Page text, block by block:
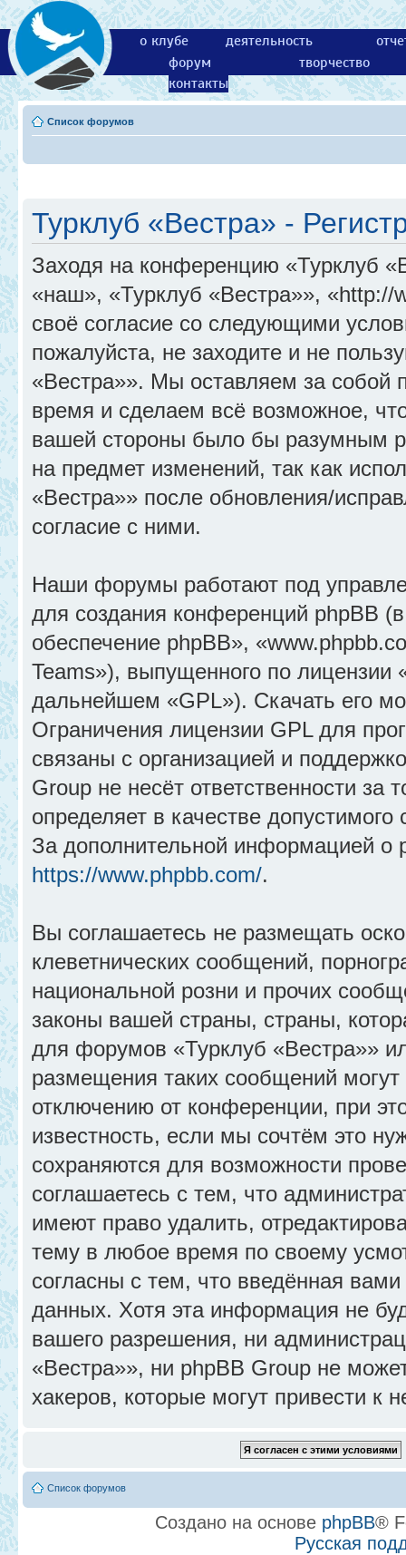
о клубе деятельность
форум
творчество
контакты
Список форумов
Турклуб «Вестра» -
Заходя на конференцию «Турклуб
«наш», «Турклуб «Вестра»»,
своё согласие со следующими
пожалуйста, не заходите и не
«Вестра»». Мы оставляем за собой
время и сделаем всё возможное,
вашей стороны было бы разумным
на предмет изменений, так как
«Вестра»» после обновления/
согласие с ними.
Наши форумы работают под
для создания конференций phpBB
обеспечение phpBB»,
Teams»), выпущенного по лицензии
дальнейшем «GPL»). Скачать его
Ограничения лицензии GPL для
связаны с организацией и
Group не несёт ответственности
определяет в качестве
За дополнительной информацией о
https://www.phpbb.com/.
Вы соглашаетесь не размещать
клеветнических сообщений,
национальной розни и прочих
законы вашей страны, страны,
для форумов «Турклуб «Вестра»»
размещения таких сообщений
отключению от конференции, при
известность, если мы сочтём это
сохраняются для возможности
соглашаетесь с тем, что
имеют право удалить,
тему в любое время по своему
согласны с тем, что введённая
данных. Хотя эта информация не
вашего разрешения, ни
«Вестра»», ни phpBB Group не
хакеров, которые могут привести к
Список форумов
Создано на основе phpBB®
Русская